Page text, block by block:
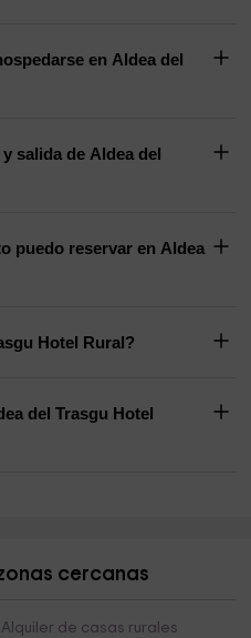
en Aldea del
de Aldea del
puedo reservar en Aldea
Hotel Rural?
del Trasgu Hotel
cercanas
Alquiler de casas rurales